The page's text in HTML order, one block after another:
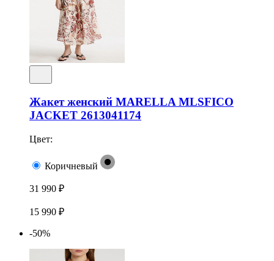
Жакет женский MARELLA MLSFICO
JACKET 2613041174
Цвет:
Коричневый
31 990 ₽
15 990 ₽
-50%